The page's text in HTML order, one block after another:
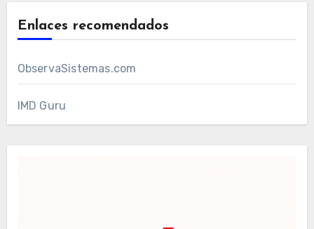
Enlaces recomendados
ObservaSistemas.com
IMD Guru